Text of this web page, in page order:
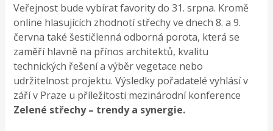
Veřejnost bude vybírat favority do 31. srpna. Kromě
online hlasujících zhodnotí střechy ve dnech 8. a 9.
června také šestičlenná odborná porota, která se
zaměří hlavně na přínos architektů, kvalitu
technických řešení a výběr vegetace nebo
udržitelnost projektu. Výsledky pořadatelé vyhlásí v
září v Praze u příležitosti mezinárodní konference
Zelené střechy – trendy a synergie.